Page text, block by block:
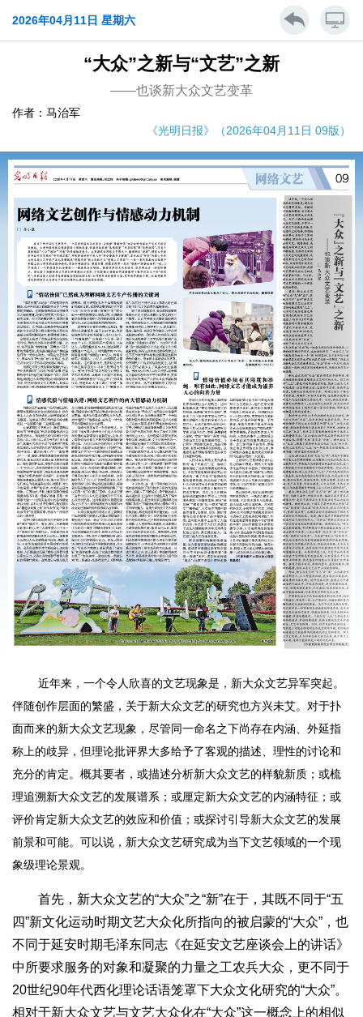
2026年04月11日 星期六
“大众”之新与“文艺”之新
——也谈新大众文艺变革
作者：马治军
《光明日报》（2026年04月11日 09版）
近年来，一个令人欣喜的文艺现象是，新大众文艺异军突起。
伴随创作层面的繁盛，关于新大众文艺的研究也方兴未艾。对于扑
面而来的新大众文艺现象，尽管同一命名之下尚存在内涵、外延指
称上的歧异，但理论批评界大多给予了客观的描述、理性的讨论和
充分的肯定。概其要者，或描述分析新大众文艺的样貌新质；或梳
理追溯新大众文艺的发展谱系；或厘定新大众文艺的内涵特征；或
评价肯定新大众文艺的效应和价值；或探讨引导新大众文艺的发展
前景和可能。可以说，新大众文艺研究成为当下文艺领域的一个现
象级理论景观。
首先，新大众文艺的“大众”之“新”在于，其既不同于“五
四”新文化运动时期文艺大众化所指向的被启蒙的“大众”，也
不同于延安时期毛泽东同志《在延安文艺座谈会上的讲话》
中所要求服务的对象和凝聚的力量之工农兵大众，更不同于
20世纪90年代西化理论话语笼罩下大众文化研究的“大众”。
相对于新大众文艺与文艺大众化在“大众”这一概念上的相似